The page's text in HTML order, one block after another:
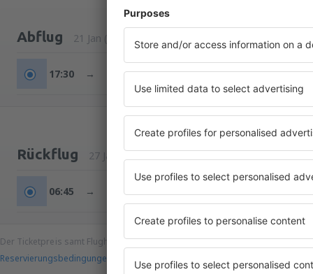
Abflug 21 Jan (Do.)
17:30 → 21:20 Reisedauer: 2h 50min
Rückflug 27 Jan (Mi.) ATH
06:45 → 08:45
Der Ticketpreis samt Flughafengebühren (ohne Servicegebühr in Höhe von44
Reservierungsbedingungen